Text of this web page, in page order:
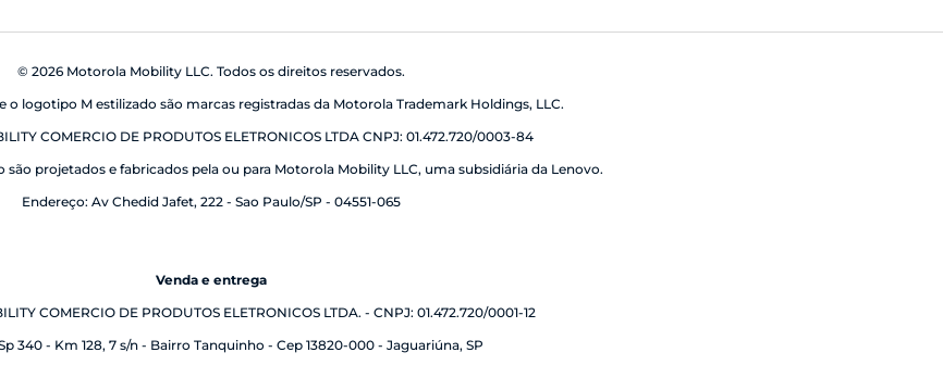
© 2026 Motorola Mobility LLC. Todos os direitos reservados.
o logotipo M estilizado são marcas registradas da Motorola Trademark Holdings, LLC.
COMERCIO DE PRODUTOS ELETRONICOS LTDA CNPJ: 01.472.720/0003-84
projetados e fabricados pela ou para Motorola Mobility LLC, uma subsidiária da Lenovo.
Endereço: Av Chedid Jafet, 222 - Sao Paulo/SP - 04551-065
Venda e entrega
COMERCIO DE PRODUTOS ELETRONICOS LTDA. - CNPJ: 01.472.720/0001-12
340 - Km 128, 7 s/n - Bairro Tanquinho - Cep 13820-000 - Jaguariúna, SP